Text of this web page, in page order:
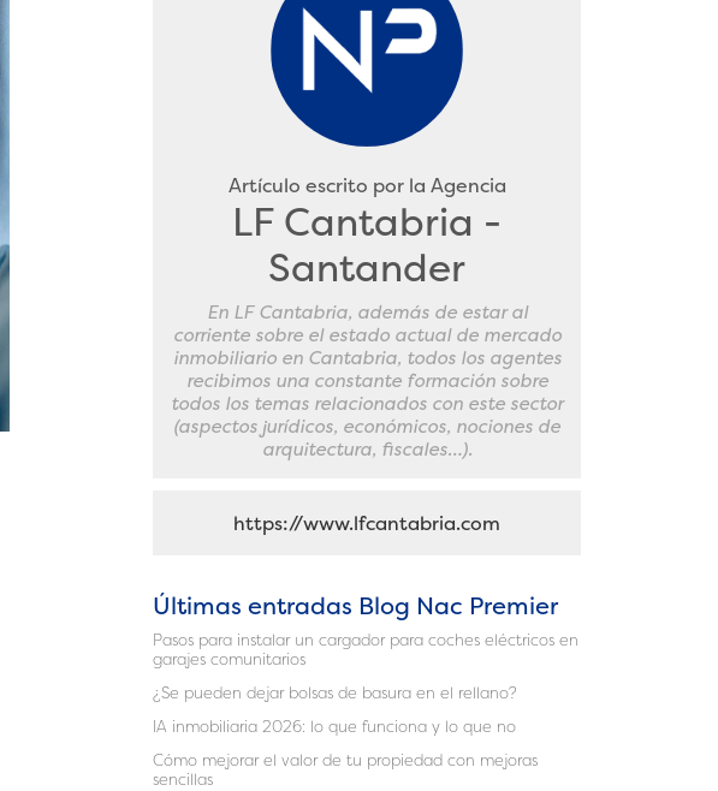
Artículo escrito por la Agencia
LF Cantabria -
Santander
En LF Cantabria, además de estar al
corriente sobre el estado actual de mercado
inmobiliario en Cantabria, todos los agentes
recibimos una constante formación sobre
todos los temas relacionados con este sector
(aspectos jurídicos, económicos, nociones de
arquitectura, fiscales…).
https://www.lfcantabria.com
Últimas entradas Blog Nac Premier
Pasos para instalar un cargador para coches eléctricos en
garajes comunitarios
¿Se pueden dejar bolsas de basura en el rellano?
IA inmobiliaria 2026: lo que funciona y lo que no
Cómo mejorar el valor de tu propiedad con mejoras
sencillas